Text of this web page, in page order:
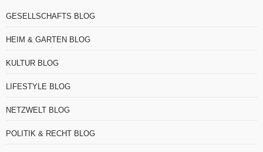
GESELLSCHAFTS BLOG
HEIM & GARTEN BLOG
KULTUR BLOG
LIFESTYLE BLOG
NETZWELT BLOG
POLITIK & RECHT BLOG